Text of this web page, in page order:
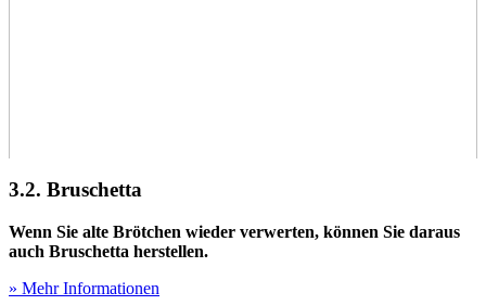
3.2. Bruschetta
Wenn Sie alte Brötchen wieder verwerten, können Sie daraus
auch Bruschetta herstellen.
» Mehr Informationen